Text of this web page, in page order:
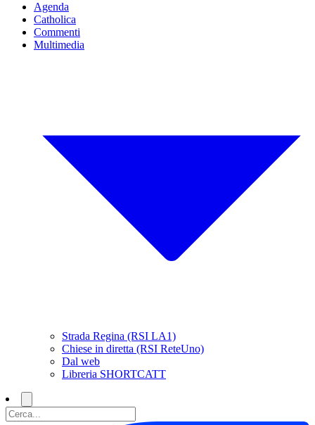
Agenda
Catholica
Commenti
Multimedia
Strada Regina (RSI LA1)
Chiese in diretta (RSI ReteUno)
Dal web
Libreria SHORTCATT